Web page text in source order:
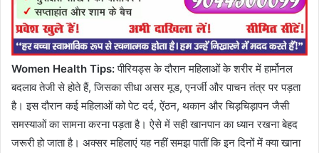
Women Health Tips:पीरियड्स के दौरान महिलाओं के शरीर में हार्मोनल
बदलाव तेजी से होते हैं, जिसका सीधा असर मूड, एनर्जी और पाचन तंत्र पर पड़ता
है। इस दौरान कई महिलाओं को पेट दर्द, ऐंठन, थकान और चिड़चिड़ापन जैसी
समस्याओं का सामना करना पड़ता है। ऐसे में सही खानपान का ध्यान रखना बेहद
जरूरी हो जाता है। अक्सर महिलाएं यह नहीं समझ पातीं कि इन दिनों में क्या खाना